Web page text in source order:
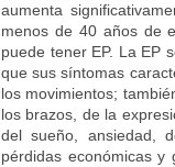
aumenta
menos de 40 años de
puede tener EP. La EP
que sus síntomas
los movimientos;
los brazos, de la
del sueño, ansiedad,
pérdidas económicas y